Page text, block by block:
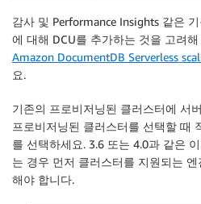
감사 및 Performance Insights 같은
에 대해 DCU를 추가하는 것을 고려
Amazon DocumentDB Serverless
요.
기존의 프로비저닝된 클러스터에 서
프로비저닝된 클러스터를 선택할 때
를 선택하세요. 3.6 또는 4.0과 같은
는 경우 먼저 클러스터를 지원되는
해야 합니다.